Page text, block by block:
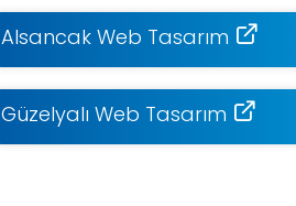
Alsancak Web Tasarım
Güzelyalı Web Tasarım